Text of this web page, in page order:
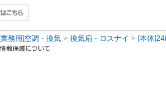
[業務用]空調・換気 換気扇・ロスナイ [本体